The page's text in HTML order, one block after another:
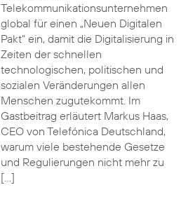
Telekommunikationsunternehmen
global für einen „Neuen Digitalen
Pakt“ ein, damit die Digitalisierung in
Zeiten der schnellen
technologischen, politischen und
sozialen Veränderungen allen
Menschen zugutekommt. Im
Gastbeitrag erläutert Markus Haas,
CEO von Telefónica Deutschland,
warum viele bestehende Gesetze
und Regulierungen nicht mehr zu
[…]